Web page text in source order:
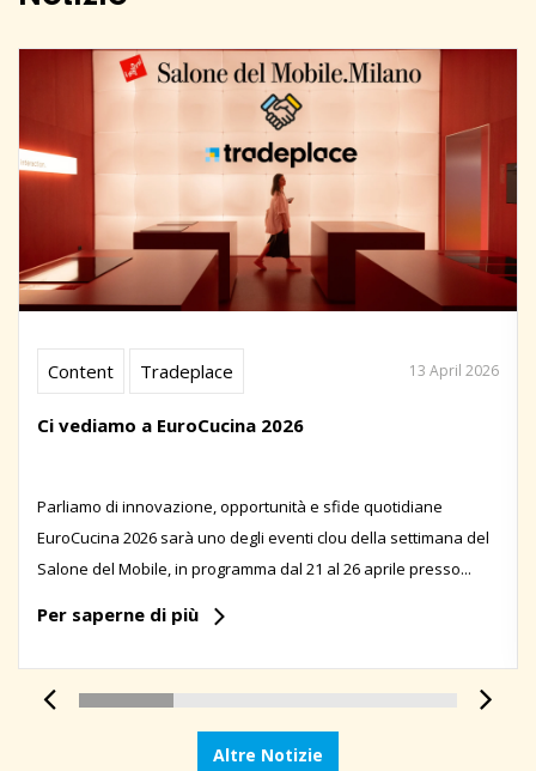
Content Tradeplace 13 April 2026
Ci vediamo a EuroCucina 2026
Parliamo di innovazione, opportunità e sfide quotidiane
EuroCucina 2026 sarà uno degli eventi clou della settimana del
Salone del Mobile, in programma dal 21 al 26 aprile presso...
Per saperne di più
Altre Notizie